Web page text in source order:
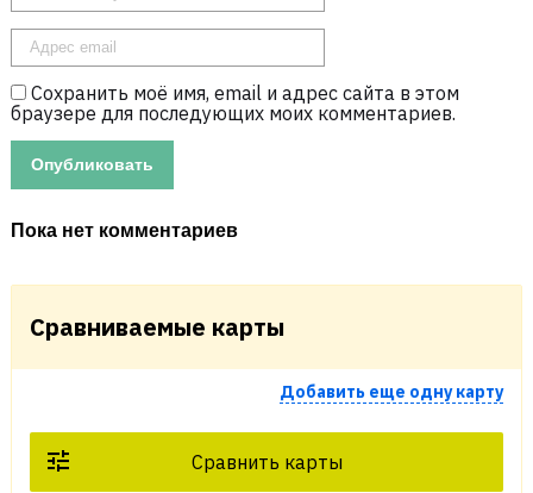
Сохранить моё имя, email и адрес сайта в этом
браузере для последующих моих комментариев.
Пока нет комментариев
Сравниваемые карты
Добавить еще одну карту
Сравнить карты